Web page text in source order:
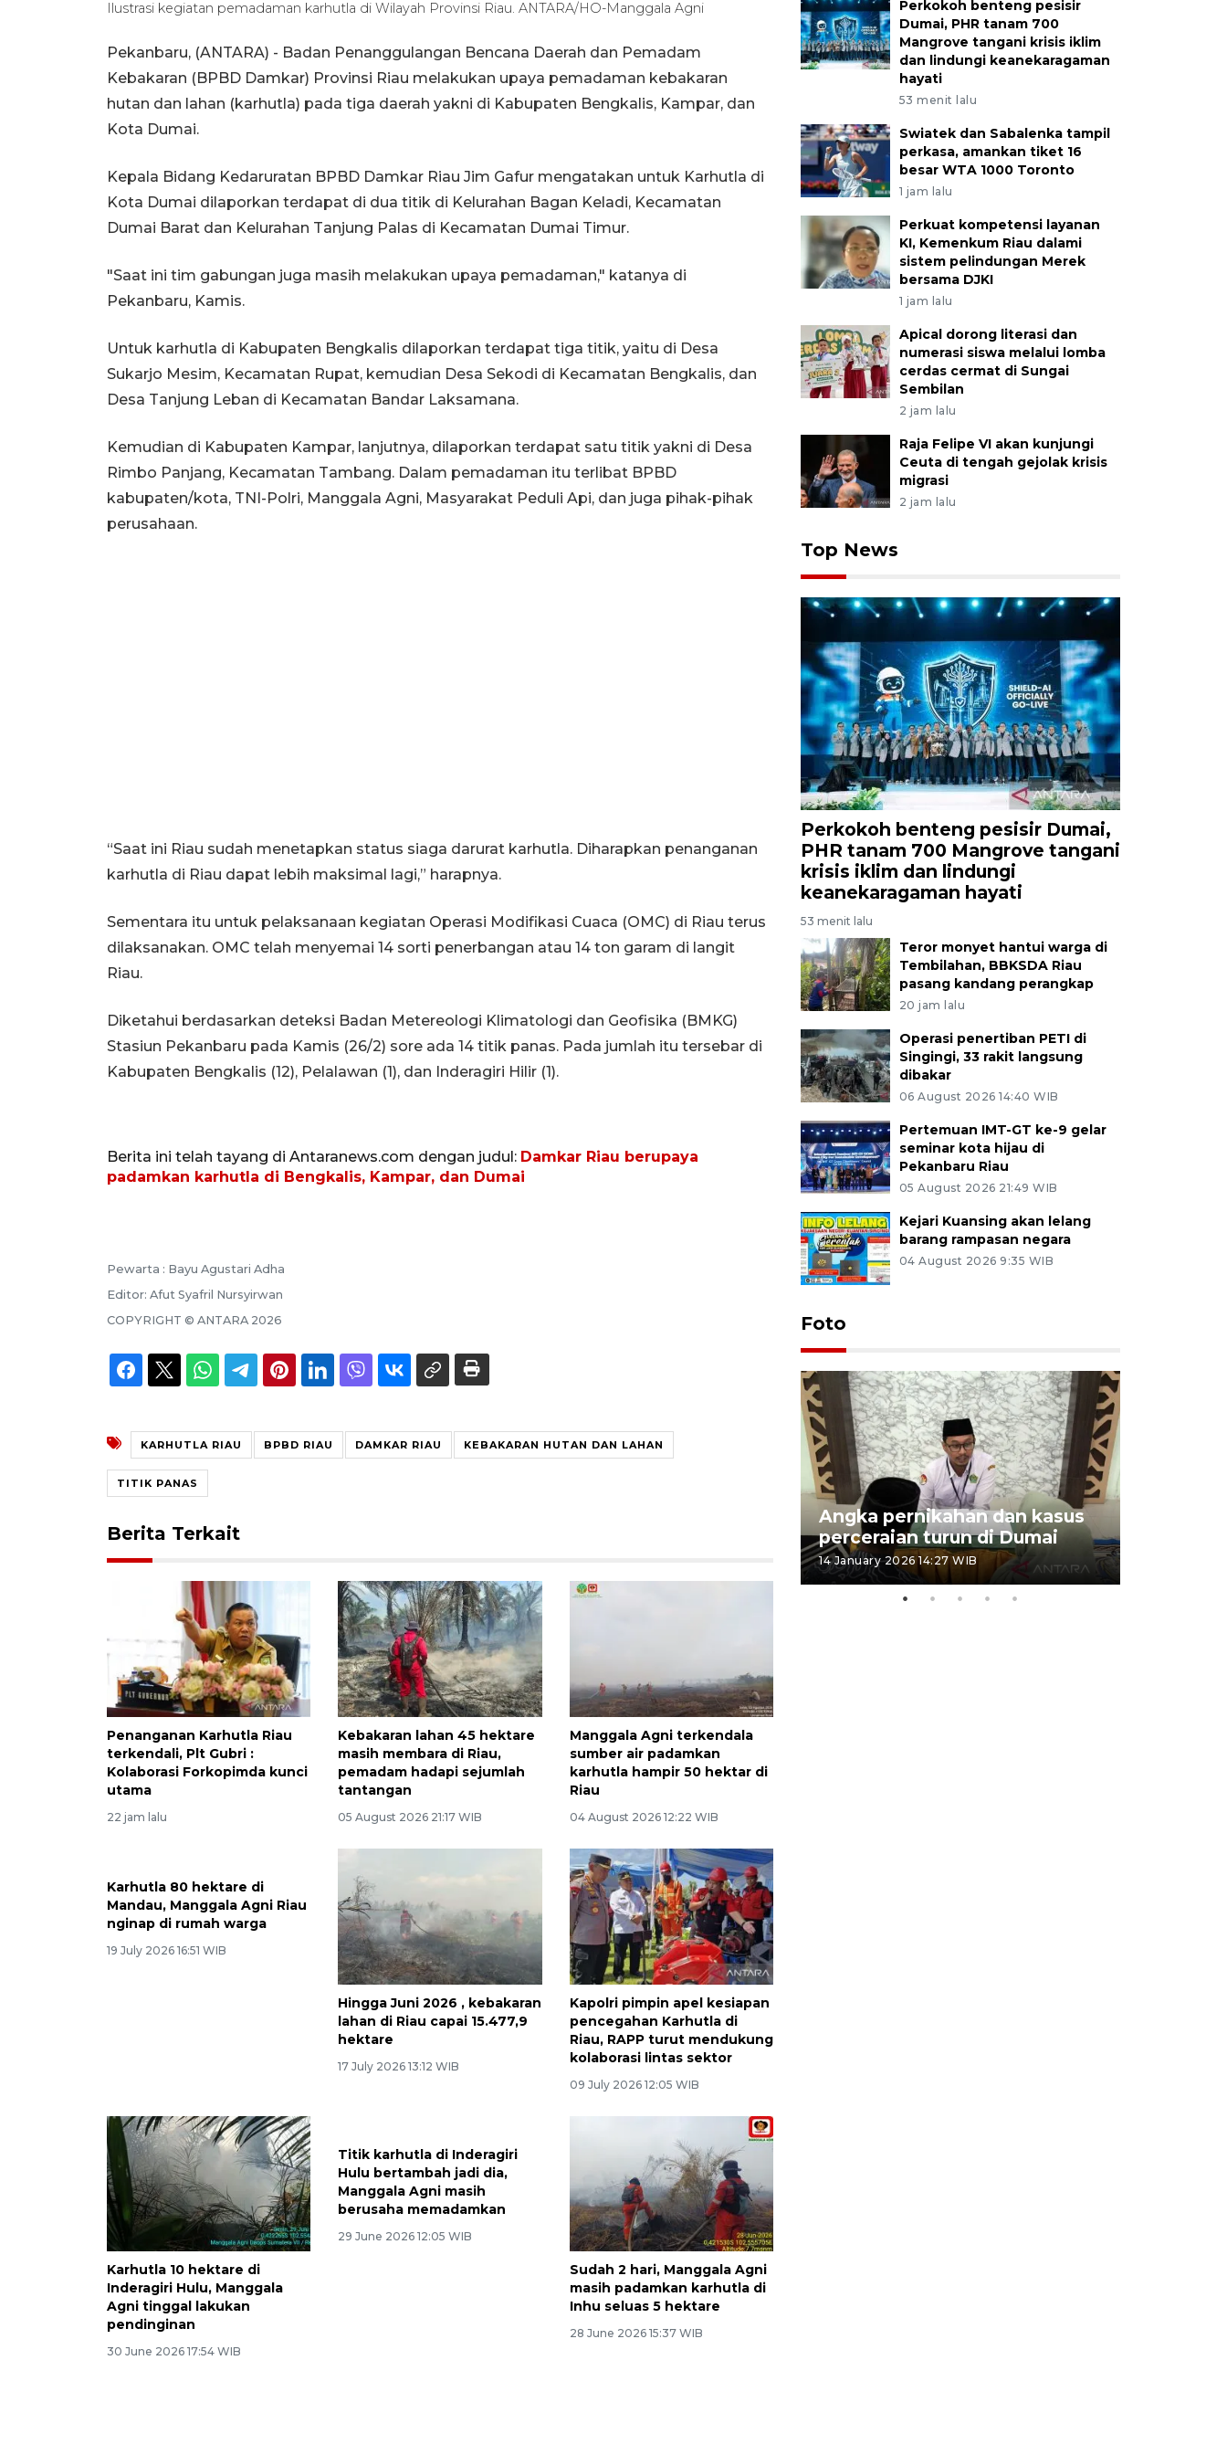
Ilustrasi kegiatan pemadaman karhutla di Wilayah Provinsi Riau. ANTARA/HO-Manggala Agni
Pekanbaru, (ANTARA) - Badan Penanggulangan Bencana Daerah dan Pemadam
Kebakaran (BPBD Damkar) Provinsi Riau melakukan upaya pemadaman kebakaran
hutan dan lahan (karhutla) pada tiga daerah yakni di Kabupaten Bengkalis, Kampar, dan
Kota Dumai.
Kepala Bidang Kedaruratan BPBD Damkar Riau Jim Gafur mengatakan untuk Karhutla di
Kota Dumai dilaporkan terdapat di dua titik di Kelurahan Bagan Keladi, Kecamatan
Dumai Barat dan Kelurahan Tanjung Palas di Kecamatan Dumai Timur.
"Saat ini tim gabungan juga masih melakukan upaya pemadaman," katanya di
Pekanbaru, Kamis.
Untuk karhutla di Kabupaten Bengkalis dilaporkan terdapat tiga titik, yaitu di Desa
Sukarjo Mesim, Kecamatan Rupat, kemudian Desa Sekodi di Kecamatan Bengkalis, dan
Desa Tanjung Leban di Kecamatan Bandar Laksamana.
Kemudian di Kabupaten Kampar, lanjutnya, dilaporkan terdapat satu titik yakni di Desa
Rimbo Panjang, Kecamatan Tambang. Dalam pemadaman itu terlibat BPBD
kabupaten/kota, TNI-Polri, Manggala Agni, Masyarakat Peduli Api, dan juga pihak-pihak
perusahaan.
“Saat ini Riau sudah menetapkan status siaga darurat karhutla. Diharapkan penanganan
karhutla di Riau dapat lebih maksimal lagi,” harapnya.
Sementara itu untuk pelaksanaan kegiatan Operasi Modifikasi Cuaca (OMC) di Riau terus
dilaksanakan. OMC telah menyemai 14 sorti penerbangan atau 14 ton garam di langit
Riau.
Diketahui berdasarkan deteksi Badan Metereologi Klimatologi dan Geofisika (BMKG)
Stasiun Pekanbaru pada Kamis (26/2) sore ada 14 titik panas. Pada jumlah itu tersebar di
Kabupaten Bengkalis (12), Pelalawan (1), dan Inderagiri Hilir (1).
Berita ini telah tayang di Antaranews.com dengan judul: Damkar Riau berupaya
padamkan karhutla di Bengkalis, Kampar, dan Dumai
Pewarta : Bayu Agustari Adha
Editor: Afut Syafril Nursyirwan
COPYRIGHT © ANTARA 2026
KARHUTLA RIAU BPBD RIAU DAMKAR RIAU KEBAKARAN HUTAN DAN LAHAN
TITIK PANAS
Berita Terkait
Penanganan Karhutla Riau
terkendali, Plt Gubri :
Kolaborasi Forkopimda kunci
utama
22 jam lalu
Kebakaran lahan 45 hektare
masih membara di Riau,
pemadam hadapi sejumlah
tantangan
05 August 2026 21:17 WIB
Manggala Agni terkendala
sumber air padamkan
karhutla hampir 50 hektar di
Riau
04 August 2026 12:22 WIB
Karhutla 80 hektare di
Mandau, Manggala Agni Riau
nginap di rumah warga
19 July 2026 16:51 WIB
Hingga Juni 2026 , kebakaran
lahan di Riau capai 15.477,9
hektare
17 July 2026 13:12 WIB
Kapolri pimpin apel kesiapan
pencegahan Karhutla di
Riau, RAPP turut mendukung
kolaborasi lintas sektor
09 July 2026 12:05 WIB
Karhutla 10 hektare di
Inderagiri Hulu, Manggala
Agni tinggal lakukan
pendinginan
30 June 2026 17:54 WIB
Titik karhutla di Inderagiri
Hulu bertambah jadi dia,
Manggala Agni masih
berusaha memadamkan
29 June 2026 12:05 WIB
Sudah 2 hari, Manggala Agni
masih padamkan karhutla di
Inhu seluas 5 hektare
28 June 2026 15:37 WIB
Perkokoh benteng pesisir
Dumai, PHR tanam 700
Mangrove tangani krisis iklim
dan lindungi keanekaragaman
hayati
53 menit lalu
Swiatek dan Sabalenka tampil
perkasa, amankan tiket 16
besar WTA 1000 Toronto
1 jam lalu
Perkuat kompetensi layanan
KI, Kemenkum Riau dalami
sistem pelindungan Merek
bersama DJKI
1 jam lalu
Apical dorong literasi dan
numerasi siswa melalui lomba
cerdas cermat di Sungai
Sembilan
2 jam lalu
Raja Felipe VI akan kunjungi
Ceuta di tengah gejolak krisis
migrasi
2 jam lalu
Top News
Perkokoh benteng pesisir Dumai,
PHR tanam 700 Mangrove tangani
krisis iklim dan lindungi
keanekaragaman hayati
53 menit lalu
Teror monyet hantui warga di
Tembilahan, BBKSDA Riau
pasang kandang perangkap
20 jam lalu
Operasi penertiban PETI di
Singingi, 33 rakit langsung
dibakar
06 August 2026 14:40 WIB
Pertemuan IMT-GT ke-9 gelar
seminar kota hijau di
Pekanbaru Riau
05 August 2026 21:49 WIB
Kejari Kuansing akan lelang
barang rampasan negara
04 August 2026 9:35 WIB
Foto
Angka pernikahan dan kasus
perceraian turun di Dumai
14 January 2026 14:27 WIB